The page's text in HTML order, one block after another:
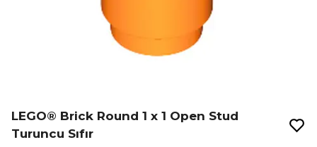
LEGO® Brick Round 1 x 1 Open Stud
Turuncu Sıfır